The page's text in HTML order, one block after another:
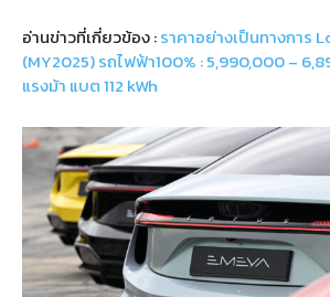
อ่านข่าวที่เกี่ยวข้อง :ราคาอย่างเป็นทางการ
(MY2025) รถไฟฟ้า100% : 5,990,000 –
แรงม้า แบต 112 kWh